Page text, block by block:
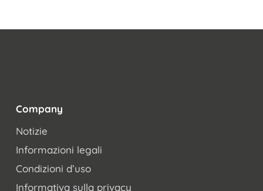
Company
Notizie
Informazioni legali
Condizioni d’uso
Informativa sulla privacy